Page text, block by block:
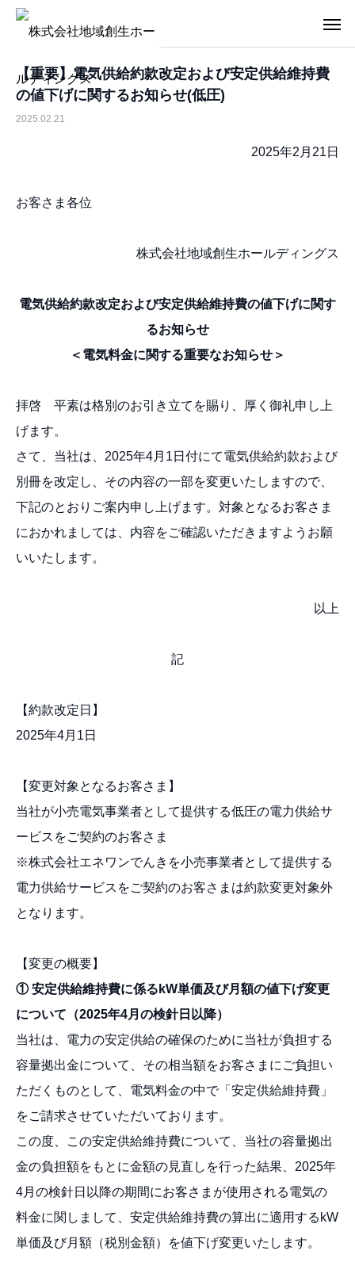
【重要】電気供給約款改定および安定供給維持費
の値下げに関するお知らせ(低圧)
2025.02.21
2025年2月21日
お客さま各位
株式会社地域創生ホールディングス
電気供給約款改定および安定供給維持費の値下げに関す
るお知らせ
＜電気料金に関する重要なお知らせ＞
拝啓 平素は格別のお引き⽴てを賜り、厚く御礼申し上
げます。
さて、当社は、2025年4月1日付にて電気供給約款および
別冊を改定し、その内容の一部を変更いたしますので、
下記のとおりご案内申し上げます。対象となるお客さま
におかれましては、内容をご確認いただきますようお願
いいたします。
以上
記
【約款改定日】
2025年4月1日
【変更対象となるお客さま】
当社が小売電気事業者として提供する低圧の電力供給サ
ービスをご契約のお客さま
※株式会社エネワンでんきを小売事業者として提供する
電力供給サービスをご契約のお客さまは約款変更対象外
となります。
【変更の概要】
① 安定供給維持費に係るkW単価及び月額の値下げ変更
について（2025年4月の検針日以降）
当社は、電力の安定供給の確保のために当社が負担する
容量拠出金について、その相当額をお客さまにご負担い
ただくものとして、電気料金の中で「安定供給維持費」
をご請求させていただいております。
この度、この安定供給維持費について、当社の容量拠出
金の負担額をもとに金額の見直しを行った結果、2025年
4月の検針日以降の期間にお客さまが使用される電気の
料金に関しまして、安定供給維持費の算出に適用するkW
単価及び月額（税別金額）を値下げ変更いたします。